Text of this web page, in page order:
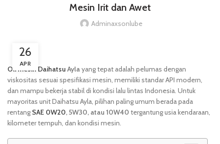
Mesin Irit dan Awet
Adminaxsonlube
26
APR
Oli mesin Daihatsu Aylayang tepat adalah pelumas dengan
viskositas sesuai spesifikasi mesin, memiliki standar API modern,
dan mampu bekerja stabil di kondisi lalu lintas Indonesia. Untuk
mayoritas unitDaihatsu Ayla, pilihan paling umum berada pada
rentang SAE 0W20, 5W30, atau 10W40 tergantung usia kendaraan,
kilometer tempuh, dan kondisi mesin.